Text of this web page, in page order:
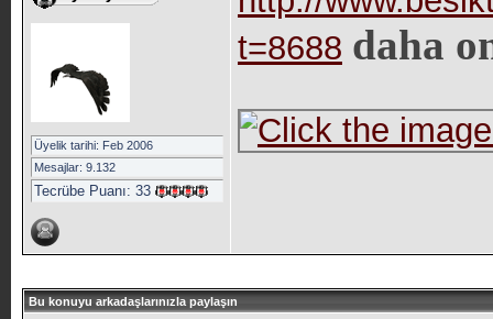
Üyelik tarihi: Feb 2006
Mesajlar: 9.132
Tecrübe Puanı: 33
t=8688 daha
Bu konuyu arkadaşlarınızla paylaşın